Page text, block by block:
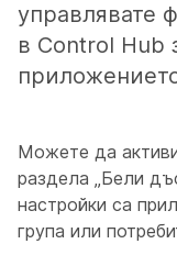
управлявате
в Control Hub
Можете да
раздела „Бели
настройки са
група или